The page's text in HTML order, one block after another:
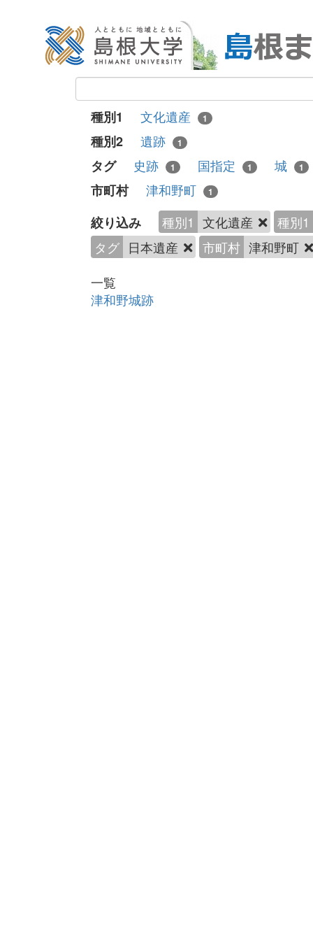
種別1 文化遺産 1
種別2 遺跡 1
タグ 史跡 1 国指定 1 城 1
市町村 津和野町 1
絞り込み 種別1 文化遺産
種別1
タグ 日本遺産 市町村 津和野町
一覧
津和野城跡